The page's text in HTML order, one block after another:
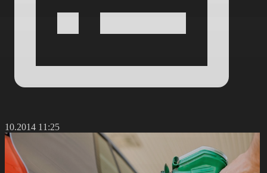
11:25